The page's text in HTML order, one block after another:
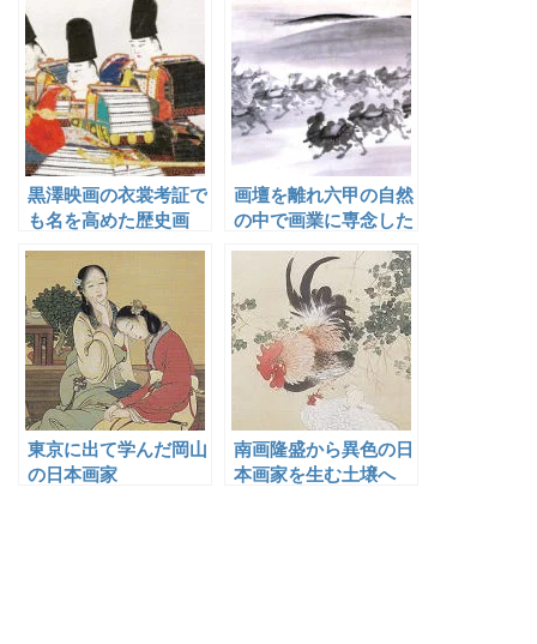
蕉琴
黒澤映画の衣裳考証で
も名を高めた歴史画
家・江崎孝坪
画壇を離れ六甲の自然
の中で画業に専念した
福田眉仙
東京に出て学んだ岡山
の日本画家
南画隆盛から異色の日
本画家を生む土壌へ